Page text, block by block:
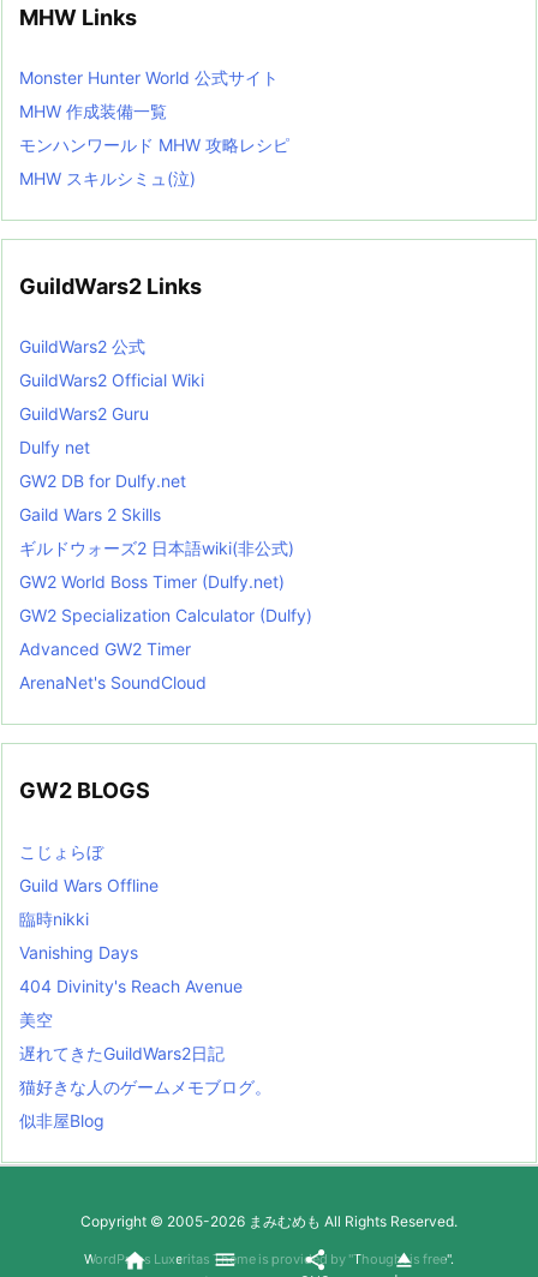
MHW Links
Monster Hunter World 公式サイト
MHW 作成装備一覧
モンハンワールド MHW 攻略レシピ
MHW スキルシミュ(泣)
GuildWars2 Links
GuildWars2 公式
GuildWars2 Official Wiki
GuildWars2 Guru
Dulfy net
GW2 DB for Dulfy.net
Gaild Wars 2 Skills
ギルドウォーズ2 日本語wiki(非公式)
GW2 World Boss Timer (Dulfy.net)
GW2 Specialization Calculator (Dulfy)
Advanced GW2 Timer
ArenaNet's SoundCloud
GW2 BLOGS
こじょらぼ
Guild Wars Offline
臨時nikki
Vanishing Days
404 Divinity's Reach Avenue
美空
遅れてきたGuildWars2日記
猫好きな人のゲームメモブログ。
似非屋Blog
Copyright © 2005-2026 まみむめも All Rights Reserved.
WordPress Luxeritas Theme is provided by "Thought is free".
   